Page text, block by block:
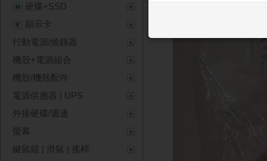
H 硬碟+SSD
V
顯示卡
行動電源/燒錄器
機殼+電源組合
機殼/機殼配件
電源供應器 | UPS
外接硬碟/週邊
螢幕
鍵鼠組 | 滑鼠 | 搖桿